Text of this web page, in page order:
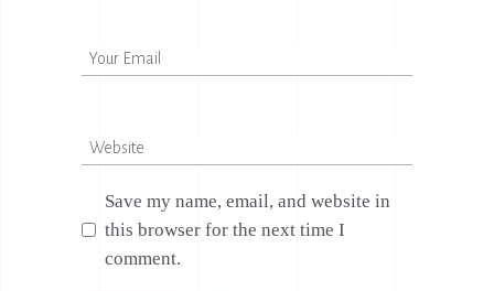
Save my name, email, and website in
this browser for the next time I
comment.